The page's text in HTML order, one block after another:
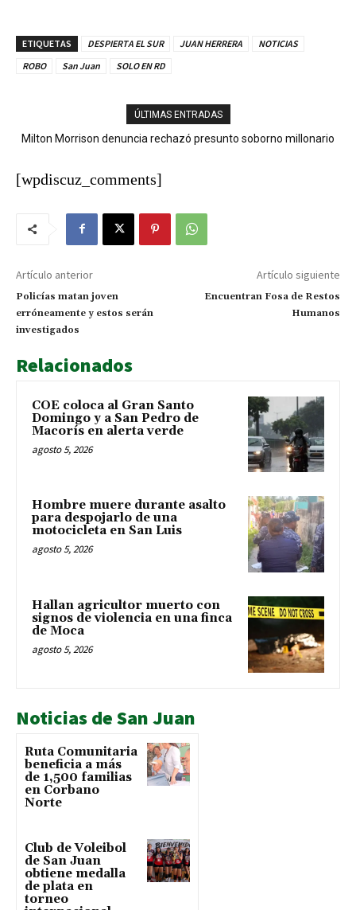
ETIQUETAS DESPIERTA EL SUR JUAN HERRERA
NOTICIAS
ROBO
San Juan SOLO EN RD
ÚLTIMAS ENTRADAS
Milton Morrison denuncia rechazó presunto soborno millonario
[wpdiscuz_comments]
Artículo anterior
Policías matan joven
erróneamente y estos serán
investigados
Artículo siguiente
Encuentran Fosa de Restos
Humanos
Relacionados
COE coloca al Gran Santo
Domingo y a San Pedro de
Macorís en alerta verde
agosto 5, 2026
Hombre muere durante asalto
para despojarlo de una
motocicleta en San Luis
agosto 5, 2026
Hallan agricultor muerto con
signos de violencia en una finca
de Moca
agosto 5, 2026
Noticias de San Juan
Ruta Comunitaria
beneficia a más
de 1,500 familias
en Corbano
Norte
Club de Voleibol
de San Juan
obtiene medalla
de plata en
torneo